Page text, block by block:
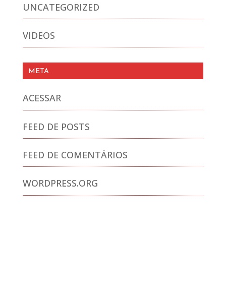
UNCATEGORIZED
VIDEOS
META
ACESSAR
FEED DE POSTS
FEED DE COMENTÁRIOS
WORDPRESS.ORG